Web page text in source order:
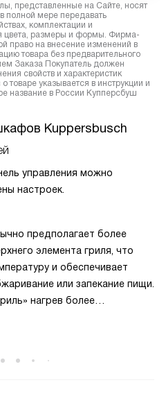
представленные на Сайте, носят
полной мере передавать
комплектации и
цвета, размеры и формы. Фирма-
право на внесение изменений в
товара без предварительного
Заказа Покупатель должен
свойств и характеристик
указывается в инструкции и
название в России Купперсбуш
Kuppersbusch
управления можно
настроек.
предполагает более
элемента гриля, что
и обеспечивает
или запекание пищи.
нагрев более